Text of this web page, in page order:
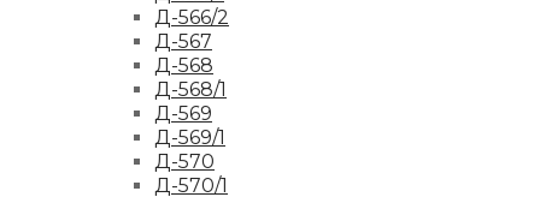
Д-566/2
Д-567
Д-568
Д-568/1
Д-569
Д-569/1
Д-570
Д-570/1